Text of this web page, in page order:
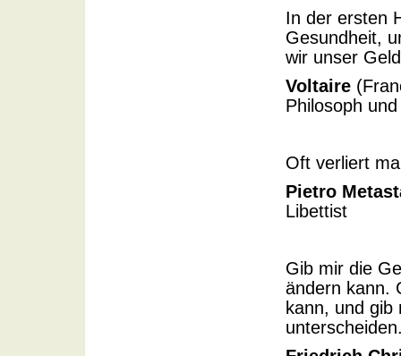
In der ersten
Gesundheit,
wir unser
Voltaire
Philosoph
Oft verliert
Pietro
Libettist
Gib mir die
ändern kann.
kann, und